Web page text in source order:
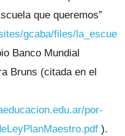
que queremos”
gcaba/files/la_escue
Banco Mundial
Bruns (citada en el
por-
).